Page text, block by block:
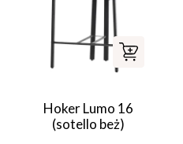
Hoker Lumo 16
(sotello beż)